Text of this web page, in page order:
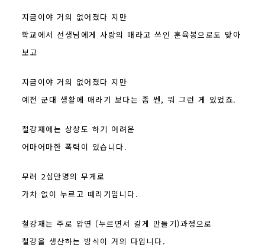
지금이야 거의 없어졌다 지만
학교에서 선생님에게 사랑의 매라고 쓰인 훈육봉으로도 맞아
보고
지금이야 거의 없어졌다 지만
예전 군대 생활에 매라기 보다는 좀 쎈, 뭐 그런 게 있었죠.
철강재에는 상상도 하기 어려운
어마어마한 폭력이 있습니다.
무려 2십만명의 무게로
가차 없이 누르고 때리기입니다.
철강재는 주로 압연 (누르면서 길게 만들기)과정으로
철강을 생산하는 방식이 거의 다입니다.